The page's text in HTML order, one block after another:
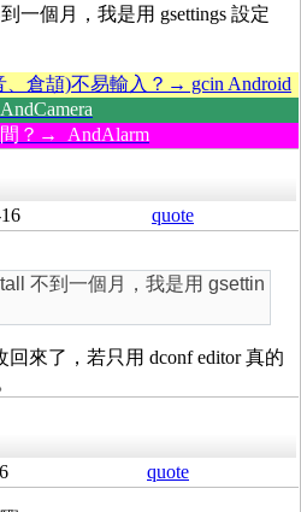
一個月，我是用 gsettings 設定
、倉頡)不易輸入？→ gcin Android
間？→ AndAlarm
quote
不到一個月，我是用 gsettin
回來了，若只用 dconf editor 真的
quote